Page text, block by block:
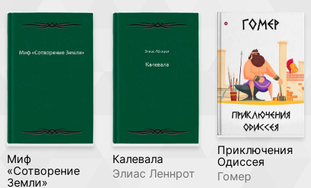
Миф
«Сотворение
Земли»
Калевала
Элиас Леннрот
Приключения
Одиссея
Гомер